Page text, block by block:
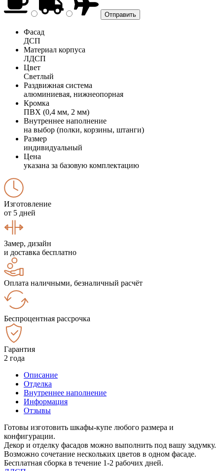
Фасад
ДСП
Материал корпуса
ЛДСП
Цвет
Светлый
Раздвижная система
алюминиевая, нижнеопорная
Кромка
ПВХ (0,4 мм, 2 мм)
Внутреннее наполнение
на выбор (полки, корзины, штанги)
Размер
индивидуальный
Цена
указана за базовую комплектацию
Изготовление
от 5 дней
Замер, дизайн
и доставка бесплатно
Оплата наличными, безналичный расчёт
Беспроцентная рассрочка
Гарантия
2 года
Описание
Отделка
Внутреннее наполнение
Информация
Отзывы
Готовы изготовить шкафы-купе любого размера и
конфигурации.
Декор и отделку фасадов можно выполнить под вашу задумку.
Возможно сочетание нескольких цветов в одном фасаде.
Бесплатная сборка в течение 1-2 рабочих дней.